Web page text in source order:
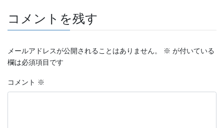
コメントを残す
メールアドレスが公開されることはありません。 ※ が付いている
欄は必須項目です
コメント ※